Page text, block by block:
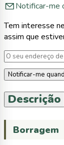
Notificar-me
Tem interesse
assim que
Notificar-me
Descrição
Borragem